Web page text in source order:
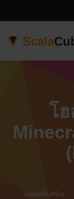
Scala
โฮ
แอปพลิเคชัน